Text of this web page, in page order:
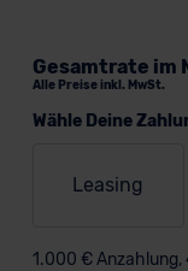
Wähle Deine
Leasing
1.000 €
Gesamtrate im
Alle Preise inkl. MwSt.